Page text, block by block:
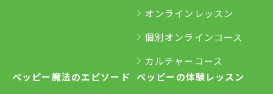
オンラインレッスン
個別オンラインコース
カルチャーコース
ペッピー魔法のエピソード
ペッピーの体験レッスン